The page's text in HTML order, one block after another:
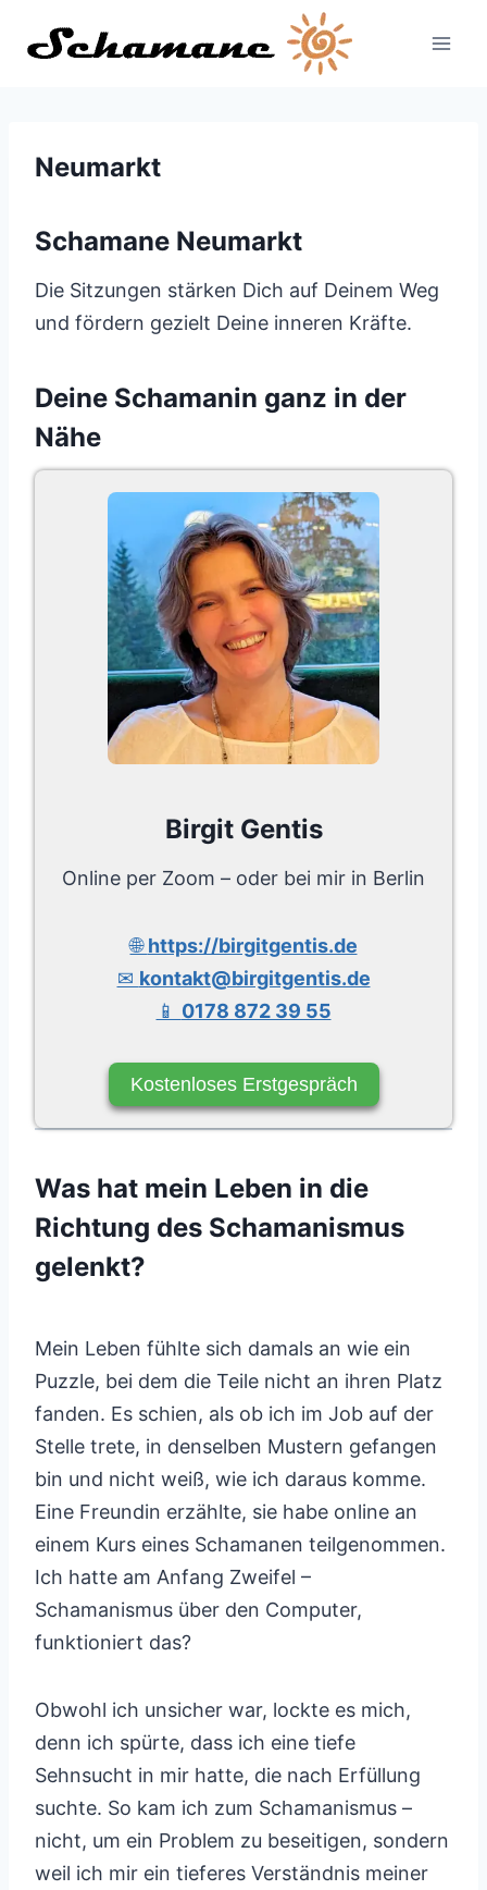
Inhalt
Neumarkt
Schamane Neumarkt
Die Sitzungen stärken Dich auf Deinem Weg
und fördern gezielt Deine inneren Kräfte.
Deine Schamanin ganz in der
Nähe
Birgit Gentis
Online per Zoom – oder bei mir in Berlin
🌐https://birgitgentis.de
✉ kontakt@birgitgentis.de
📱 0178 872 39 55
Kostenloses Erstgespräch
Was hat mein Leben in die
Richtung des Schamanismus
gelenkt?
Mein Leben fühlte sich damals an wie ein
Puzzle, bei dem die Teile nicht an ihren Platz
fanden. Es schien, als ob ich im Job auf der
Stelle trete, in denselben Mustern gefangen
bin und nicht weiß, wie ich daraus komme.
Eine Freundin erzählte, sie habe online an
einem Kurs eines Schamanen teilgenommen.
Ich hatte am Anfang Zweifel –
Schamanismus über den Computer,
funktioniert das?
Obwohl ich unsicher war, lockte es mich,
denn ich spürte, dass ich eine tiefe
Sehnsucht in mir hatte, die nach Erfüllung
suchte. So kam ich zum Schamanismus –
nicht, um ein Problem zu beseitigen, sondern
weil ich mir ein tieferes Verständnis meiner